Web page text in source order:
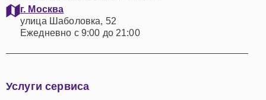
г. Москва
улица Шаболовка, 52
Ежедневно с 9:00 до 21:00
Услуги сервиса